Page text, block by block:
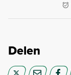
Delen